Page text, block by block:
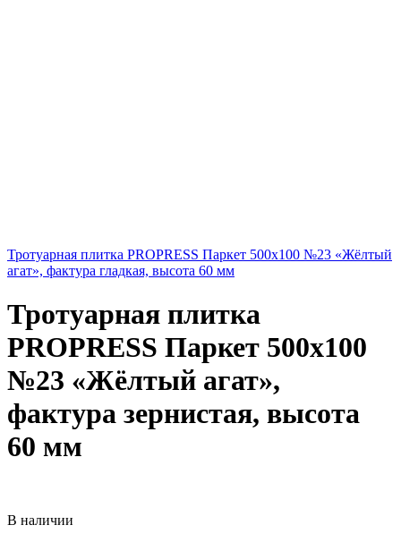
Тротуарная плитка PROPRESS Паркет 500х100 №23 «Жёлтый
агат», фактура гладкая, высота 60 мм
Тротуарная плитка
PROPRESS Паркет 500х100
№23 «Жёлтый агат»,
фактура зернистая, высота
60 мм
В наличии